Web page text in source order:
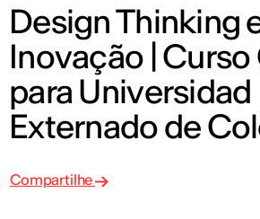
Design Thinking
Inovação | Curso
para Universidad
Externado de
Compartilhe